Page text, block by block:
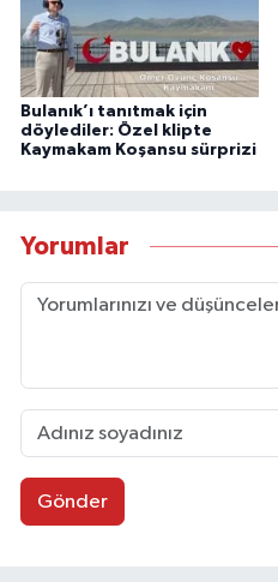
Bulanık’ı tanıtmak için
döylediler: Özel klipte
Kaymakam Koşansu sürprizi
Yorumlar
Gönder